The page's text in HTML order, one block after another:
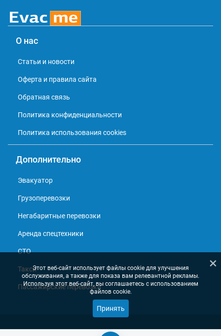
О нас
Статьи и новости
Оферта и правила сайта
Обратная связь
Политика конфиденциальности
Политика использования cookies
Дополнительно
Эвакуатор
Грузоперевозки
Негабаритные перевозки
Аренда спецтехники
СТО
Такси
Пассажирские перевозки
© 2013 - 2026, Справочник перевозчиков
×
Этот веб-сайт использует файлы cookie для улучшения
обслуживания, а также для показа вам релевантной рекламы.
Используя этот веб-сайт, вы соглашаетесь с использованием
файлов cookie.
Принять